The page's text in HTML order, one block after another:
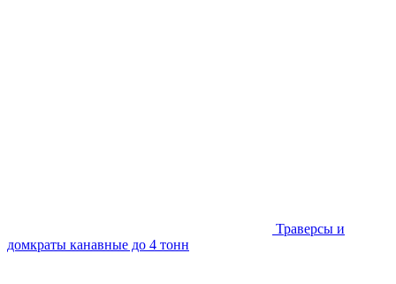
Траверсы и
домкраты канавные до 4 тонн